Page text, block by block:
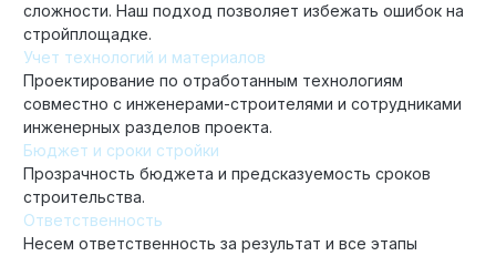
сложности. Наш подход позволяет избежать ошибок на
стройплощадке.
Учет технологий и материалов
Проектирование по отработанным технологиям
совместно с инженерами-строителями и сотрудниками
инженерных разделов проекта.
Бюджет и сроки стройки
Прозрачность бюджета и предсказуемость сроков
строительства.
Ответственность
Несем ответственность за результат и все этапы